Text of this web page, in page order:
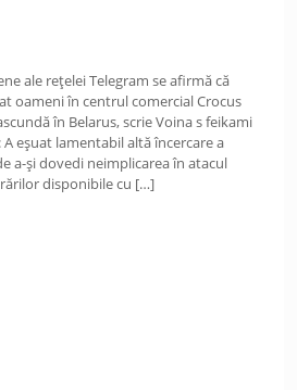
ale rețelei Telegram se afirmă că
oameni în centrul comercial Crocus
în Belarus, scrie Voina s feikami
eșuat lamentabil altă încercare a
a-și dovedi neimplicarea în atacul
disponibile cu […]